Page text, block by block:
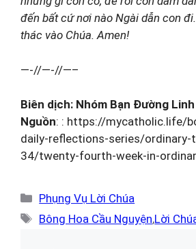
đến bất cứ nơi nào Ngài dẫn con
thác vào Chúa. Amen!
—-//—-//—–
Biên dịch: Nhóm Bạn Đường
Nguồn: : https://mycatholic.life/
daily-reflections-series/ordinary-
34/twenty-fourth-week-in-
Danh
mục
Phụng Vụ Lời Chúa
Thẻ
Bông Hoa Cầu Nguyện,Lời